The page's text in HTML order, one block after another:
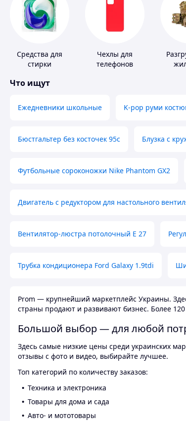
Средства для
стирки
Чехлы для
телефонов
Что ищут
Ежедневники школьные K-pop руми
Бюстгальтер без косточек 95с Блузка с
Футбольные сороконожки Nike Phantom GX2
Двигатель с редуктором для настольного
Вентилятор-люстра потолочный E 27
Трубка кондиционера Ford Galaxy 1.9tdi
Prom — крупнейший маркетплейс Украины.
страны продают и развивают бизнес. Более
Большой выбор — для любой
Здесь самые низкие цены среди украинских
отзывы с фото и видео, выбирайте лучшее.
Топ категорий по количеству заказов:
Техника и электроника
Товары для дома и сада
Авто- и мототовары